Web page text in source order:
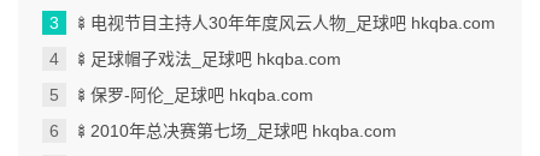
🍢电视节目主持人30年年度风云人物_足球吧 hkqba.com
🍢足球帽子戏法_足球吧 hkqba.com
🍢保罗-阿伦_足球吧 hkqba.com
🍢2010年总决赛第七场_足球吧 hkqba.com